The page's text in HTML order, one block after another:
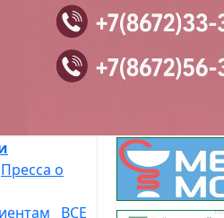
Пресса о
ВСЕ